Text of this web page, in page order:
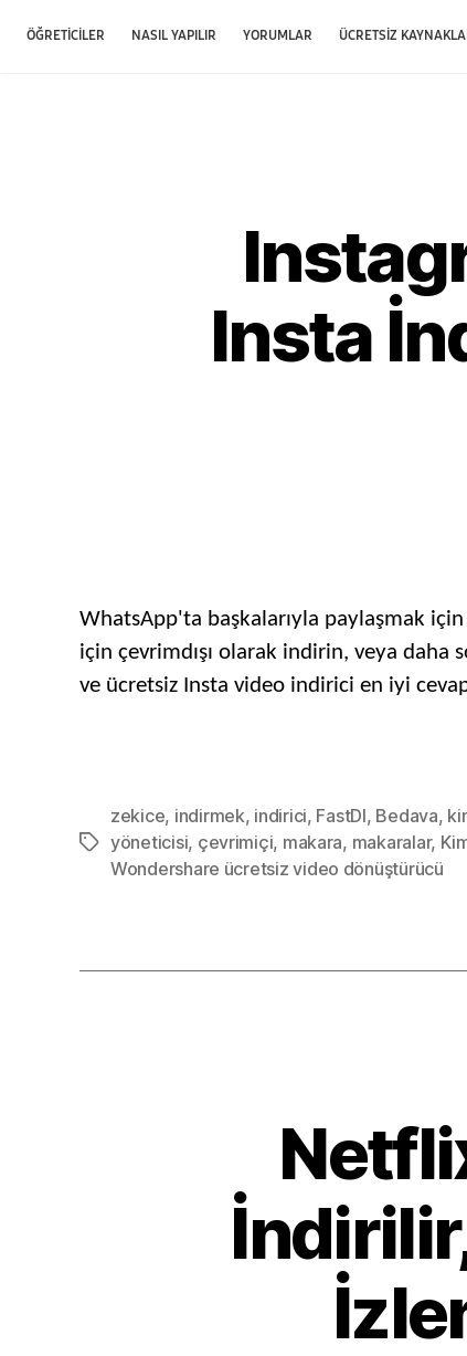
ÖĞRETICILER NASIL YAPILIR YORUMLAR ÜCRETSIZ
Insta
WhatsApp'ta başkalarıyla paylaşmak
için çevrimdışı olarak indirin, veya daha
ve ücretsiz Insta video indirici en iyi
Etiketler
zekice, indirmek, indirici, FastDl, Bedava,
yöneticisi, çevrimiçi, makara, makaralar,
Wondershare ücretsiz video dönüştürücü